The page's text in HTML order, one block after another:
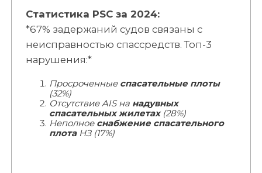
Статистика PSC за 2024:
*67% задержаний судов связаны с
неисправностью спассредств. Топ-3
нарушения:*
Просроченные спасательные плоты
(32%)
Отсутствие AIS на надувных
спасательных жилетах(28%)
Неполное снабжение спасательного
плотаНЗ (17%)